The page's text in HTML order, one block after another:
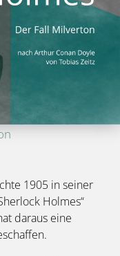
1905 in seiner
Holmes“
daraus eine